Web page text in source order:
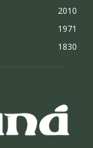
2010
1971
1830